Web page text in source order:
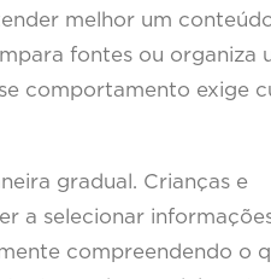
melhor um
fontes ou organiza
comportamento exige
gradual. Crianças e
a selecionar
compreendendo o